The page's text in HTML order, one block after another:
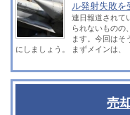
ル発射失敗を
連日報道されて
られないものの
ます。今回はそ
にしましょう。 まずメインは、
売